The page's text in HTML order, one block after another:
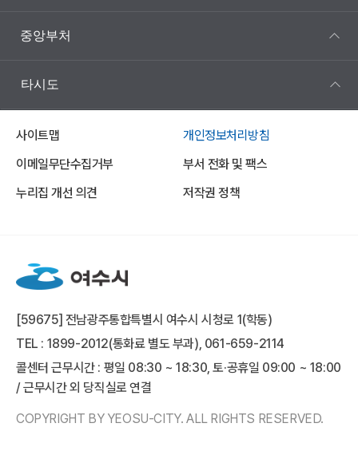
중앙부처
타시도
사이트맵
개인정보처리방침
이메일무단수집거부
부서 전화 및 팩스
누리집 개선 의견
저작권 정책
[59675] 전남광주통합특별시 여수시 시청로 1(학동)
TEL : 1899-2012(통화료 별도 부과), 061-659-2114
콜센터 근무시간 : 평일 08:30 ~ 18:30, 토·공휴일 09:00 ~ 18:00
/ 근무시간 외 당직실로 연결
COPYRIGHT BY YEOSU-CITY. ALL RIGHTS RESERVED.